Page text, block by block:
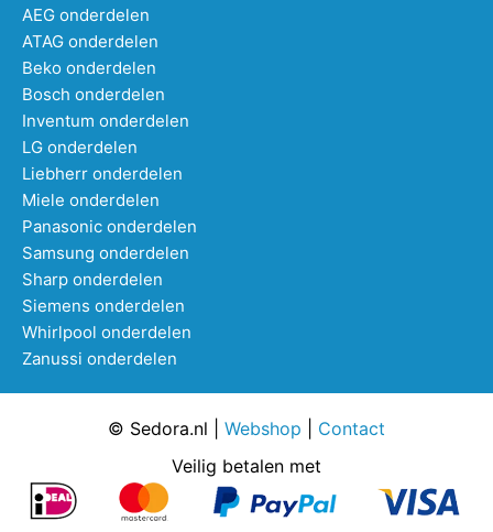
AEG onderdelen
ATAG onderdelen
Beko onderdelen
Bosch onderdelen
Inventum onderdelen
LG onderdelen
Liebherr onderdelen
Miele onderdelen
Panasonic onderdelen
Samsung onderdelen
Sharp onderdelen
Siemens onderdelen
Whirlpool onderdelen
Zanussi onderdelen
© Sedora.nl | Webshop
Contact
Veilig betalen met